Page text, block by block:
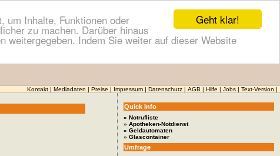
Geht klar!
um Inhalte, Funktionen oder
zu machen. Darüber hinaus
weitergegeben. Indem Sie weiter auf dieser Website
Kontakt Mediadaten Preise Impressum Datenschutz AGB Hilfe Jobs Text-Version
Quick Info
» Notrufliste
» Apotheken-Notdienst
» Geldautomaten
» Glascontainer
Umfrage